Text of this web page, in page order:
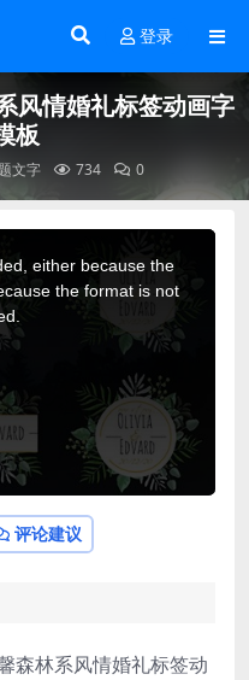
登录
风情婚礼标签动画字
板
文字 734 0
either because the
the format is not
评论建议
森林系风情婚礼标签动